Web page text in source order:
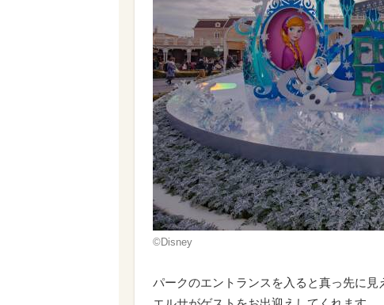
©Disney
パークのエントランスを入ると真っ先に